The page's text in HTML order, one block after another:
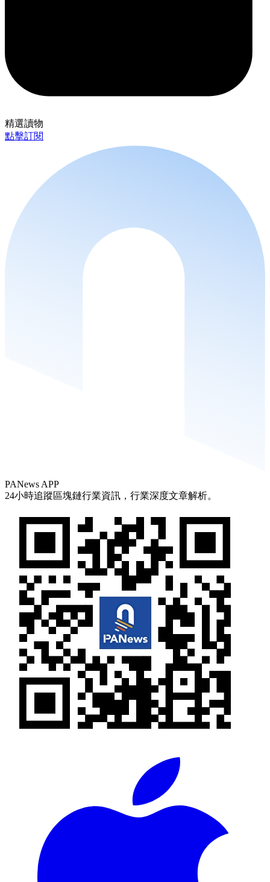
精選讀物
點擊訂閱
PANews APP
24小時追蹤區塊鏈行業資訊，行業深度文章解析。